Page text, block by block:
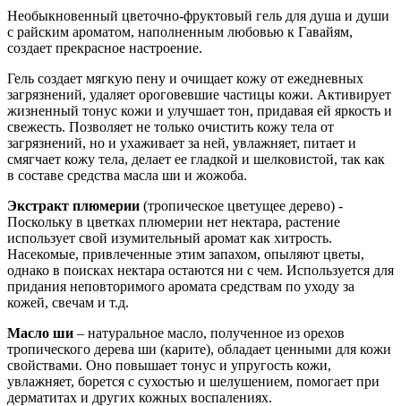
Необыкновенный цветочно-фруктовый гель для душа и души
с райским ароматом, наполненным любовью к Гавайям,
создает прекрасное настроение.
Гель создает мягкую пену и очищает кожу от ежедневных
загрязнений, удаляет ороговевшие частицы кожи. Активирует
жизненный тонус кожи и улучшает тон, придавая ей яркость и
свежесть. Позволяет не только очистить кожу тела от
загрязнений, но и ухаживает за ней, увлажняет, питает и
смягчает кожу тела, делает ее гладкой и шелковистой, так как
в составе средства масла ши и жожоба.
Экстракт плюмерии (тропическое цветущее дерево) -
Поскольку в цветках плюмерии нет нектара, растение
использует свой изумительный аромат как хитрость.
Насекомые, привлеченные этим запахом, опыляют цветы,
однако в поисках нектара остаются ни с чем. Используется для
придания неповторимого аромата средствам по уходу за
кожей, свечам и т.д.
Масло ши – натуральное масло, полученное из орехов
тропического дерева ши (карите), обладает ценными для кожи
свойствами. Оно повышает тонус и упругость кожи,
увлажняет, борется с сухостью и шелушением, помогает при
дерматитах и других кожных воспалениях.